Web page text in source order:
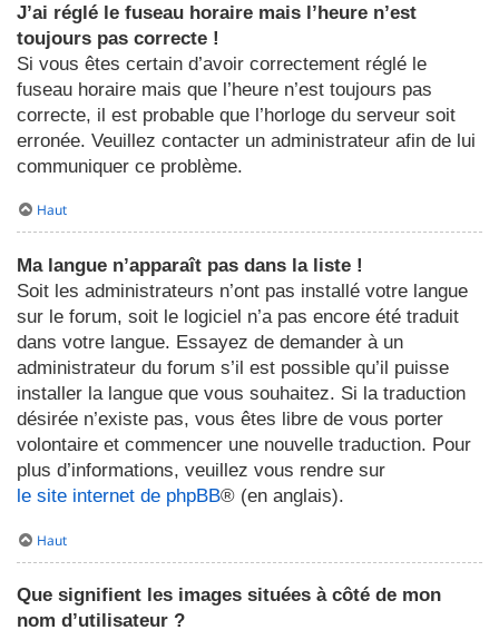
J’ai réglé le fuseau horaire mais l’heure n’est
toujours pas correcte !
Si vous êtes certain d’avoir correctement réglé le
fuseau horaire mais que l’heure n’est toujours pas
correcte, il est probable que l’horloge du serveur soit
erronée. Veuillez contacter un administrateur afin de lui
communiquer ce problème.
Haut
Ma langue n’apparaît pas dans la liste !
Soit les administrateurs n’ont pas installé votre langue
sur le forum, soit le logiciel n’a pas encore été traduit
dans votre langue. Essayez de demander à un
administrateur du forum s’il est possible qu’il puisse
installer la langue que vous souhaitez. Si la traduction
désirée n’existe pas, vous êtes libre de vous porter
volontaire et commencer une nouvelle traduction. Pour
plus d’informations, veuillez vous rendre sur
le site internet de phpBB® (en anglais).
Haut
Que signifient les images situées à côté de mon
nom d’utilisateur ?